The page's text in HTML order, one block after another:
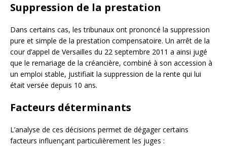
Suppression de la prestation
Dans certains cas, les tribunaux ont prononcé la suppression
pure et simple de la prestation compensatoire. Un arrêt de la
cour d’appel de Versailles du 22 septembre 2011 a ainsi jugé
que le remariage de la créancière, combiné à son accession à
un emploi stable, justifiait la suppression de la rente qui lui
était versée depuis 10 ans.
Facteurs déterminants
L’analyse de ces décisions permet de dégager certains
facteurs influençant particulièrement les juges :